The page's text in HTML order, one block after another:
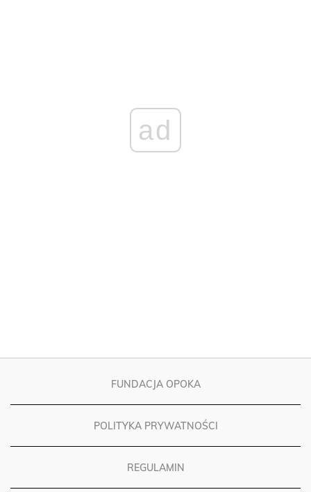
FUNDACJA OPOKA
POLITYKA PRYWATNOŚCI
REGULAMIN